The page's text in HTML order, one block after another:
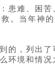
难、困
。当年神
，列出
境和情